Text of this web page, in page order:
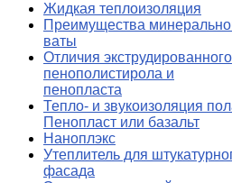
Жидкая теплоизоляция
Преимущества
ваты
Отличия экструдированного
пенополистирола и
пенопласта
Тепло- и звукоизоляция
Пенопласт или базальт
Наноплэкс
Утеплитель для
фасада